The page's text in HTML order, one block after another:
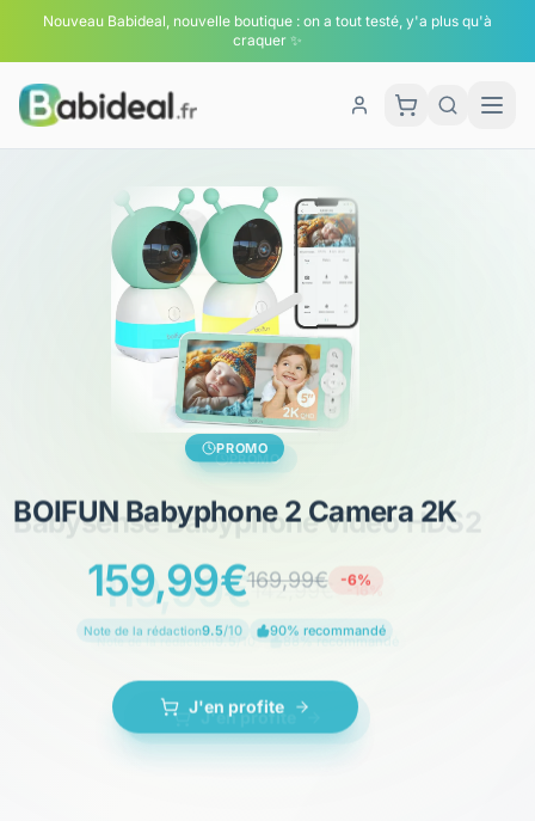
Nouveau Babideal, nouvelle boutique : on a tout testé, y'a plus qu'à
craquer ✨
PROMO
Babysense Babyphone vidéo HDS2
119,99€142,99€ -16%
Note de la rédaction 9.5/10 88% recommandé
J'en profite